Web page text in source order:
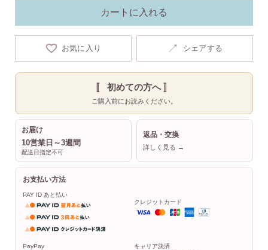
カートに入れる
お気に入り ↗ シェアする
〚 初めての方へ 〛
ご購入前にお読みください。
お届け
10営業日～3週間
配送日指定不可
返品・交換
詳しく見る →
お支払い方法
PAY ID あと払い
クレジットカード
PayPay キャリア決済